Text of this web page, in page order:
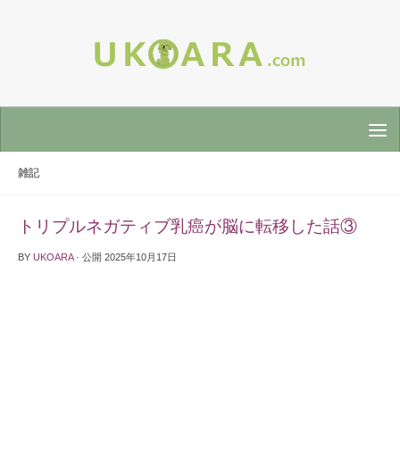
雑記
トリプルネガティブ乳癌が脳に転移した話③
BY UKOARA · 公開 2025年10月17日